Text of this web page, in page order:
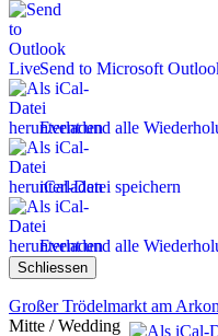
Send to Microsoft
Event und alle
iCal-Datei speichern
Event und alle
Schliessen
Großer Trödelmarkt am
Mitte / Wedding